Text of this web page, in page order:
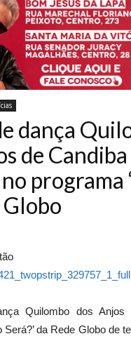
dança
de Candiba
programa
Globo
Quilombo dos Anjos
Será?’ da Rede Globo de